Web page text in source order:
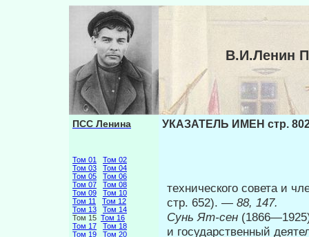
В.И.Ленин
ПСС Ленина
Том 01
Том 02
Том 03
Том 04
Том 05
Том 06
Том 07
Том 08
Том 09
Том 10
Том 11
Том 12
Том 13
Том 14
Том 15 Том 16
Том 17
Том 18
Том 19
Том 20
УКАЗАТЕЛЬ ИМЕН стр.
технического совета и
стр. 652). — 88, 147.
Сунь Ят-сен
и государственный